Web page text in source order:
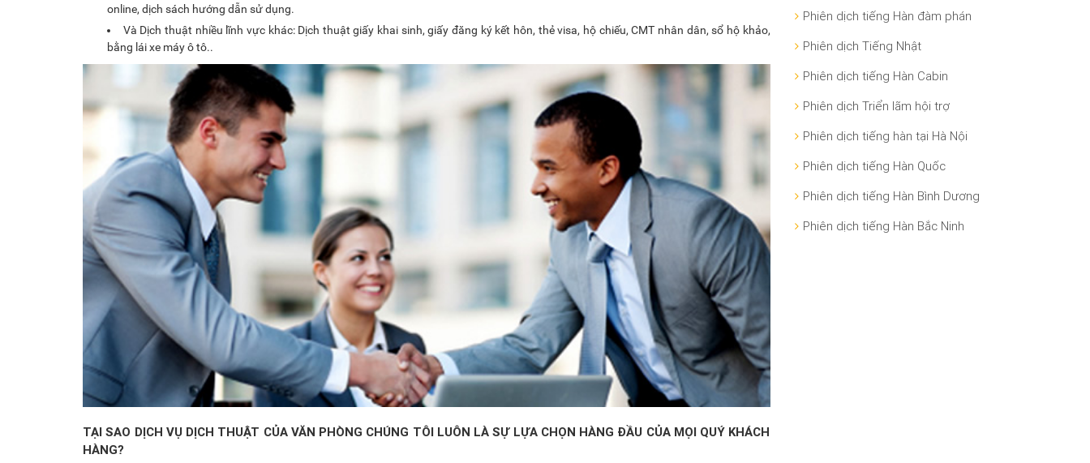
online, dịch sách hướng dẫn sử dụng.
Và Dịch thuật nhiều lĩnh vực khác: Dịch thuật giấy khai sinh, giấy đăng ký kết hôn, thẻ visa, hộ chiếu, CMT nhân dân, sổ hộ khảo,
bằng lái xe máy ô tô..
TẠI SAO DỊCH VỤ DỊCH THUẬT CỦA VĂN PHÒNG CHÚNG TÔI LUÔN LÀ SỰ LỰA CHỌN HÀNG ĐẦU CỦA MỌI QUÝ KHÁCH
HÀNG?
Phiên dịch tiếng Hàn đàm phán
Phiên dịch Tiếng Nhật
Phiên dịch tiếng Hàn Cabin
Phiên dịch Triển lãm hội trợ
Phiên dịch tiếng hàn tại Hà Nội
Phiên dịch tiếng Hàn Quốc
Phiên dịch tiếng Hàn Bình Dương
Phiên dịch tiếng Hàn Bắc Ninh